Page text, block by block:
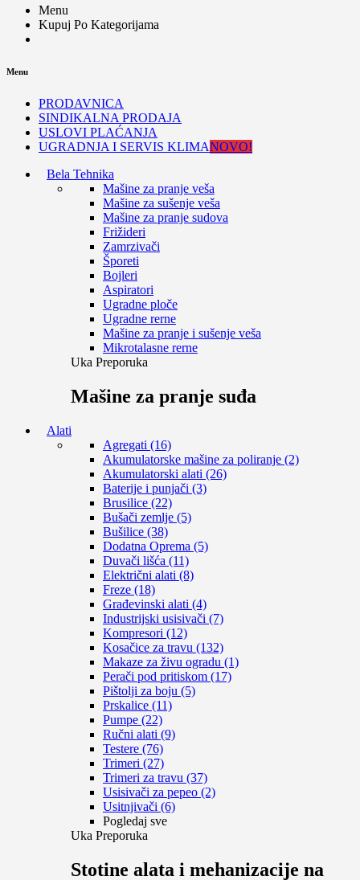
Menu
Kupuj Po Kategorijama
Menu
PRODAVNICA
SINDIKALNA PRODAJA
USLOVI PLAĆANJA
UGRADNJA I SERVIS KLIMANOVO!
Bela Tehnika
Mašine za pranje veša
Mašine za sušenje veša
Mašine za pranje sudova
Frižideri
Zamrzivači
Šporeti
Bojleri
Aspiratori
Ugradne ploče
Ugradne rerne
Mašine za pranje i sušenje veša
Mikrotalasne rerne
Uka Preporuka
Mašine za pranje suđa
Alati
Agregati (16)
Akumulatorske mašine za poliranje (2)
Akumulatorski alati (26)
Baterije i punjači (3)
Brusilice (22)
Bušači zemlje (5)
Bušilice (38)
Dodatna Oprema (5)
Duvači lišća (11)
Električni alati (8)
Freze (18)
Građevinski alati (4)
Industrijski usisivači (7)
Kompresori (12)
Kosačice za travu (132)
Makaze za živu ogradu (1)
Perači pod pritiskom (17)
Pištolji za boju (5)
Prskalice (11)
Pumpe (22)
Ručni alati (9)
Testere (76)
Trimeri (27)
Trimeri za travu (37)
Usisivači za pepeo (2)
Usitnjivači (6)
Pogledaj sve
Uka Preporuka
Stotine alata i mehanizacije na